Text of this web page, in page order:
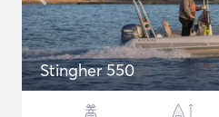
Stingher 550